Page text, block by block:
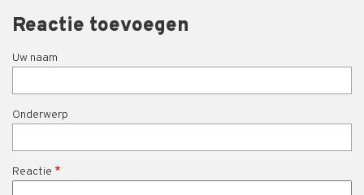
Reactie toevoegen
Uw naam
Onderwerp
Reactie